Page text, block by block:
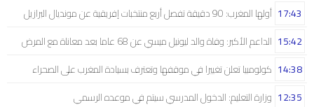
أولها المغرب: 90 دقيقة تفصل أربع منتخبات إفريقية عن مونديال البرازيل 17:43
الداعم الأكبر: وفاة والد ليونيل ميسي عن 68 عاما بعد معاناة مع المرض 15:42
كولومبيا تعلن تغييرا في موقفها وتعترف بسيادة المغرب على الصحراء 14:38
وزارة التعليم: الدخول المدرسي سیتم في موعده الرسمي 12:35